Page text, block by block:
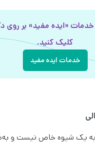
خدمات «ایده مفید» بر روی
کلیک کنید.
خدمات ایده مفید
یک شیوه خاص نیست و